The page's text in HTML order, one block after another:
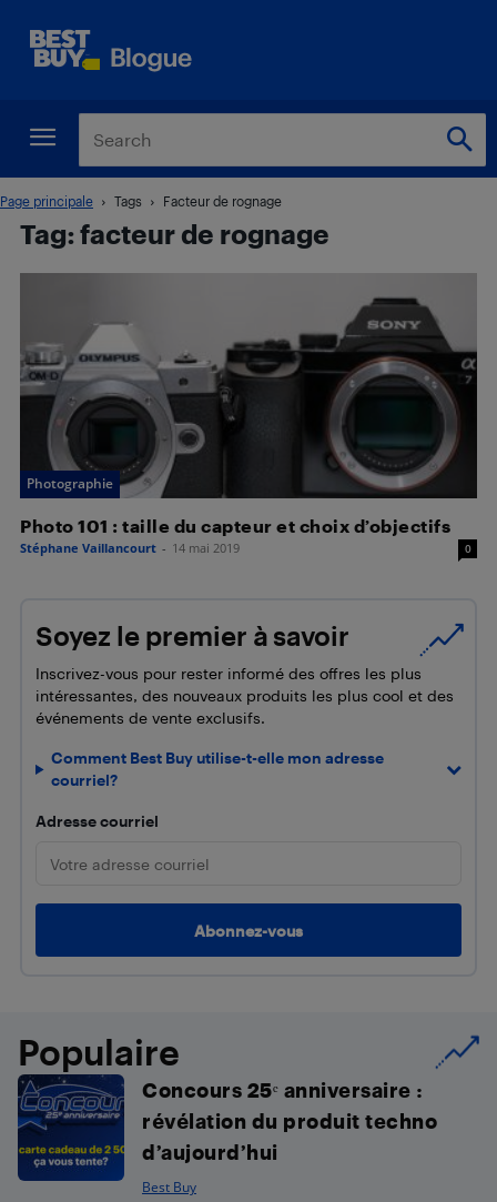
Page principale Tags Facteur de rognage
Tag: facteur de rognage
Photographie
Photo 101 : taille du capteur et choix d’objectifs
Stéphane Vaillancourt - 14 mai 2019 0
Soyez le premier à savoir
Inscrivez-vous pour rester informé des offres les plus
intéressantes, des nouveaux produits les plus cool et des
événements de vente exclusifs.
Comment Best Buy utilise-t-elle mon adresse
courriel?
Adresse courriel
Populaire
Concours 25ᵉ anniversaire :
révélation du produit techno
d’aujourd’hui
Best Buy